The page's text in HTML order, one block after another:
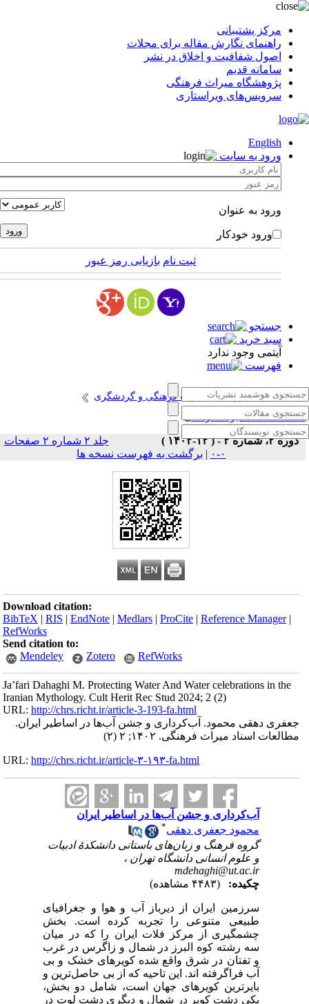
مرکز پشتیبانی
راهنمای نگارش مقاله برای مجلات
اصول شفافیت و اخلاق در نشر
سامانه قدیم
پژوهشگاه میراث فرهنگی
سرویس‌های ویراستاری
English
ورود به سایت
ورود به عنوان
ورود خودکار
ثبت نام بازیابی رمز عبور
جستجو
سبد خرید
آیتمی وجود ندارد
فهرست
انتشارات پژوهشگاه میراث فرهنگی و گردشگری
اسناد میراث فرهنگی
دوره ۲، شماره ۲ - ( ۱۲-۱۴۰۲ )
جلد ۲ شماره ۲ صفحات
| برگشت به فهرست نسخه ها
Download citation:
BibTeX |RIS |EndNote |Medlars |ProCite |Reference Manager
RefWorks
Send citation to:
Mendeley
Zotero RefWorks
Ja’fari Dahaghi M. Protecting Water And Water celebrations in the
Iranian Mythology. Cult Herit Rec Stud 2024; 2 (2)
URL:http://chrs.richt.ir/article-3-193-fa.html
جعفری دهقی محمود. آب‌کرداری و جشن آب‌ها در اساطیر ایران.
مطالعات اسناد میراث فرهنگی. ۱۴۰۲; ۲ (۲)
URL:http://chrs.richt.ir/article-۳-۱۹۳-fa.html
آب‌کرداری و جشن آب‌ها در اساطیر ایران
محمود جعفری دهقی
گروه فرهنگ و زبان‌های باستانی دانشکدۀ ادبیات
و علوم انسانی دانشگاه تهران ،
mdehaghi@ut.ac.ir
چکیده:
سرزمین ایران از دیرباز آب و هوا و جغرافیای
طبیعی متنوعی را تجربه کرده است. بخش
چشمگیری از مرکز فلات ایران را که در میان
سه رشته کوه البرز در شمال و زاگرس در غرب
و تفتان در شرق واقع شده کویر‌های خشک و بی
آب فراگرفته اند. این تاحیه که از بی حاصل‌ترین و
بایر‌ترین کویر‌های جهان است، شامل دو بخش،
یکی دشت کویر در شمال و دیگری دشت لوت در